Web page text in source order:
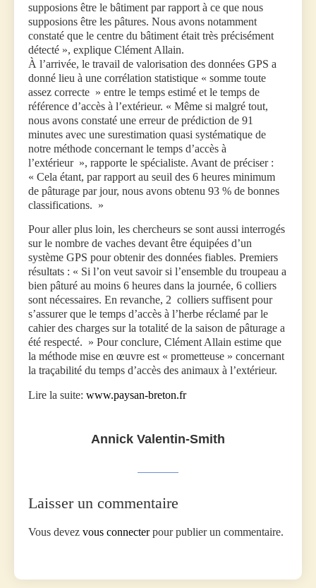
supposions être le bâtiment par rapport à ce que nous
supposions être les pâtures. Nous avons notamment
constaté que le centre du bâtiment était très précisément
détecté », explique Clément Allain.
À l’arrivée, le travail de valorisation des données GPS a
donné lieu à une corrélation statistique « somme toute
assez correcte » entre le temps estimé et le temps de
référence d’accès à l’extérieur. « Même si malgré tout,
nous avons constaté une erreur de prédiction de 91
minutes avec une surestimation quasi systématique de
notre méthode concernant le temps d’accès à
l’extérieur », rapporte le spécialiste. Avant de préciser :
« Cela étant, par rapport au seuil des 6 heures minimum
de pâturage par jour, nous avons obtenu 93 % de bonnes
classifications. »
Pour aller plus loin, les chercheurs se sont aussi interrogés
sur le nombre de vaches devant être équipées d’un
système GPS pour obtenir des données fiables. Premiers
résultats : « Si l’on veut savoir si l’ensemble du troupeau a
bien pâturé au moins 6 heures dans la journée, 6 colliers
sont nécessaires. En revanche, 2 colliers suffisent pour
s’assurer que le temps d’accès à l’herbe réclamé par le
cahier des charges sur la totalité de la saison de pâturage a
été respecté. » Pour conclure, Clément Allain estime que
la méthode mise en œuvre est « prometteuse » concernant
la traçabilité du temps d’accès des animaux à l’extérieur.
Lire la suite: www.paysan-breton.fr
Annick Valentin-Smith
Laisser un commentaire
Vous devez vous connecterpour publier un commentaire.